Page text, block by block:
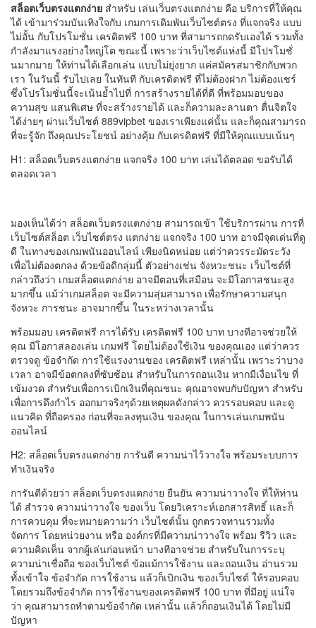
สล็อตเว็บตรงแตกง่าย สำหรับ เล่นเว็บตรงแตกง่าย คือ บริการที่ให้คุณ
ได้ เข้ามาร่วมบันเทิงใจกับ เกมการเดิมพันเว็บไซต์ตรง ที่แจกจริง แบบ
ไม่อั้น กับโปรโมชั่น เครดิตฟรี 100 บาท ที่สามารถกดรับเองได้ รวมทั้ง
กำลังมาแรงอย่างใหญ่โต ขณะนี้ เพราะว่าเว็บไซต์แห่งนี้ มีโปรโมชั่
นมากมาย ให้ท่านได้เลือกเล่น แบบไม่ยุ่งยาก แค่สมัครสมาชิกกับพวก
เรา ในวันนี้ รับไปเลย ในทันที กับเครดิตฟรี ที่ไม่ต้องฝาก ไม่ต้องแชร์
ซึ่งโปรโมชั่นนี้จะเน้นย้ำไปที่ การสร้างรายได้ที่ดี ที่พร้อมมอบของ
ความสุข แสนพิเศษ ที่จะสร้างรายได้ และก็ความละลานตา ตื่นจิตใจ
ได้ง่ายๆ ผ่านเว็บไซต์ 889vipbet ของเราเพียงแค่นั้น และก็คุณสามารถ
ที่จะรู้จัก ถึงคุณประโยชน์ อย่างคุ้ม กับเครดิตฟรี ที่มีให้คุณแบบเน้นๆ
H1: สล็อตเว็บตรงแตกง่าย แจกจริง 100 บาท เล่นได้ตลอด ขอรับได้
ตลอดเวลา
มองเห็นได้ว่า สล็อตเว็บตรงแตกง่าย สามารถเข้า ใช้บริการผ่าน การที่
เว็บไซต์สล็อต เว็บไซต์ตรง แตกง่าย แจกจริง 100 บาท อาจมีจุดเด่นที่ดู
ดี ในทางของเกมพนันออนไลน์ เพียงนิดหน่อย แต่ว่าควรระมัดระวัง
เพื่อไม่ต้องตกลง ด้วยข้อดีกลุ่มนี้ ตัวอย่างเช่น จังหวะชนะ เว็บไซต์ที่
กล่าวถึงว่า เกมสล็อตแตกง่าย อาจมีตอนที่เสมือน จะมีโอกาสชนะสูง
มากขึ้น แม้ว่าเกมสล็อต จะมีความสุ่มสามารถ เพื่อรักษาความสนุก
จังหวะ การชนะ อาจมากขึ้น ในระหว่างเวลานั้น
พร้อมมอบ เครดิตฟรี การได้รับ เครดิตฟรี 100 บาท บางทีอาจช่วยให้
คุณ มีโอกาสลองเล่น เกมฟรี โดยไม่ต้องใช้เงิน ของคุณเอง แต่ว่าควร
ตรวจดู ข้อจำกัด การใช้แรงงานของ เครดิตฟรี เหล่านั้น เพราะว่าบาง
เวลา อาจมีข้อตกลงที่ซับซ้อน สำหรับในการถอนเงิน หากมีเงื่อนไข ที่
เข้มงวด สำหรับเพื่อการเบิกเงินที่คุณชนะ คุณอาจพบกับปัญหา สำหรับ
เพื่อการดึงกำไร ออกมาจริงๆด้วยเหตุผลดังกล่าว ควรรอบคอบ และดู
แนวคิด ที่ถือครอง ก่อนที่จะลงทุนเงิน ของคุณ ในการเล่นเกมพนัน
ออนไลน์
H2: สล็อตเว็บตรงแตกง่าย การันตี ความน่าไว้วางใจ พร้อมระบบการ
ทำเงินจริง
การันตีด้วยว่า สล็อตเว็บตรงแตกง่าย ยืนยัน ความน่าวางใจ ที่ให้ท่าน
ได้ สำรวจ ความน่าวางใจ ของเว็บ โดยวิเคราะห์เอกสารสิทธิ์ และก็
การควบคุม ที่จะหมายความว่า เว็บไซต์นั้น ถูกตรวจทานรวมทั้ง
จัดการ โดยหน่วยงาน หรือ องค์กรที่มีความน่าวางใจ พร้อม รีวิว และ
ความคิดเห็น จากผู้เล่นก่อนหน้า บางทีอาจช่วย สำหรับในการระบุ
ความน่าเชื่อถือ ของเว็บไซต์ ข้อแม้การใช้งาน และถอนเงิน อ่านรวม
ทั้งเข้าใจ ข้อจำกัด การใช้งาน แล้วก็เบิกเงิน ของเว็บไซต์ ให้รอบคอบ
โดยรวมถึงข้อจำกัด การใช้งานของเครดิตฟรี 100 บาท ที่มีอยู่ แน่ใจ
ว่า คุณสามารถทำตามข้อจำกัด เหล่านั้น แล้วก็ถอนเงินได้ โดยไม่มี
ปัญหา